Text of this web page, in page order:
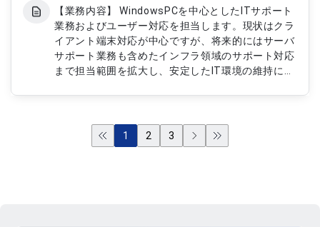
【業務内容】 WindowsPCを中心としたITサポート
業務およびユーザー対応を担当します。現状はクラ
イアント端末対応が中心ですが、将来的にはサーバ
サポート業務も含めたインフラ領域のサポート対応
まで担当範囲を拡大し、安定したIT環境の維持に貢
びアカウント管理対応 ・障害発生時の一次対応お
よび原因調査 ・将来的なサーバサポート業務への
1 2 3